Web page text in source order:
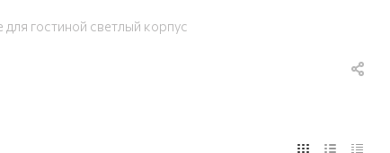
гостиной светлый корпус